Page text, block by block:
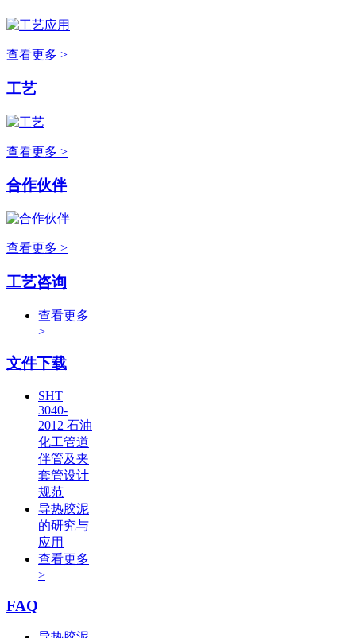
查看更多 >
工艺
查看更多 >
合作伙伴
查看更多 >
工艺咨询
查看更多
>
文件下载
SHT
3040-
2012 石油
化工管道
伴管及夹
套管设计
规范
导热胶泥
的研究与
应用
查看更多
>
FAQ